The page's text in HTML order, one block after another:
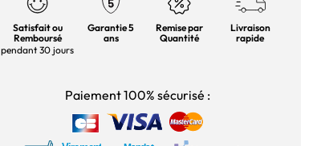
Satisfait ou
Remboursé
pendant 30 jours
Garantie 5
ans
Remise par
Quantité
Livraison
rapide
Paiement 100% sécurisé :